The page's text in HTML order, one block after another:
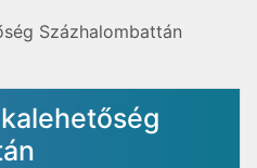
Százhalombattán